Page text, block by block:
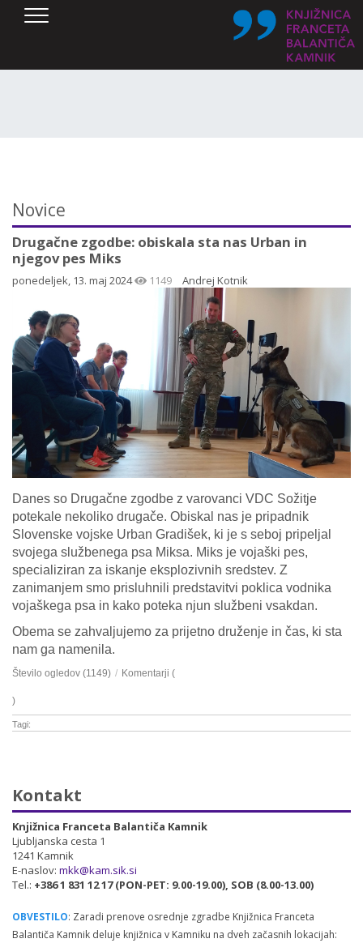
Novice
Drugačne zgodbe: obiskala sta nas Urban in
njegov pes Miks
ponedeljek, 13. maj 2024 1149 Andrej Kotnik
Danes so Drugačne zgodbe z varovanci VDC Sožitje
potekale nekoliko drugače. Obiskal nas je pripadnik
Slovenske vojske Urban Gradišek, ki je s seboj pripeljal
svojega službenega psa Miksa. Miks je vojaški pes,
specializiran za iskanje eksplozivnih sredstev. Z
zanimanjem smo prisluhnili predstavitvi poklica vodnika
vojaškega psa in kako poteka njun službeni vsakdan.
Obema se zahvaljujemo za prijetno druženje in čas, ki sta
nam ga namenila.
Število ogledov (1149) / Komentarji (
)
Tagi:
Kontakt
Knjižnica Franceta Balantiča Kamnik
Ljubljanska cesta 1
1241 Kamnik
E-naslov: mkk@kam.sik.si
Tel.: +386 1 831 12 17 (PON-PET: 9.00-19.00), SOB (8.00-13.00)
OBVESTILO: Zaradi prenove osrednje zgradbe Knjižnica Franceta
Balantiča Kamnik deluje knjižnica v Kamniku na dveh začasnih lokacijah: